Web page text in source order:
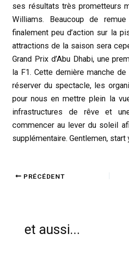
ses résultats très prometteurs
Williams. Beaucoup de
finalement peu d’action sur la
attractions de la saison sera
Grand Prix d’Abu Dhabi, une
la F1. Cette dernière manche
réserver du spectacle, les
pour nous en mettre plein la
infrastructures de rêve et
commencer au lever du soleil
supplémentaire. Gentlemen, start
PRÉCÉDENT
et aussi...